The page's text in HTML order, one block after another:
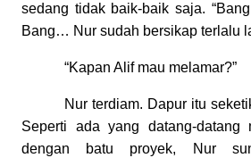
sedang tidak baik-baik saja.
Bang… Nur sudah bersikap terlalu
“Kapan Alif mau melamar?”
Nur terdiam. Dapur itu
Seperti ada yang datang-datang
dengan batu proyek, Nur